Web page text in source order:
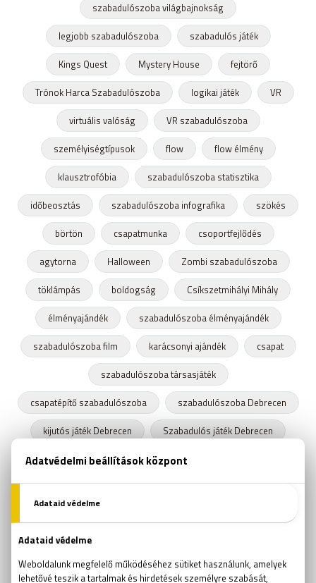
szabadulószoba világbajnokság
legjobb szabadulószoba
szabadulós játék
Kings Quest
Mystery House
fejtörő
Trónok Harca Szabadulószoba
logikai játék
VR
virtuális valóság
VR szabadulószoba
személyiségtípusok
flow
flow élmény
klausztrofóbia
szabadulószoba statisztika
időbeosztás
szabadulószoba infografika
szökés
börtön
csapatmunka
csoportfejlődés
agytorna
Halloween
Zombi szabadulószoba
töklámpás
boldogság
Csíkszetmihályi Mihály
élményajándék
szabadulószoba élményajándék
szabadulószoba film
karácsonyi ajándék
csapat
szabadulószoba társasjáték
csapatépítő szabadulószoba
szabadulószoba Debrecen
kijutós játék Debrecen
Szabadulós játék Debrecen
gyakori kérdések
ajándékutalvány
bomba szabadulószoba
kubai rakétaválság
húsvéti játék
Pokemon Go
szabadulószoba 2 fő